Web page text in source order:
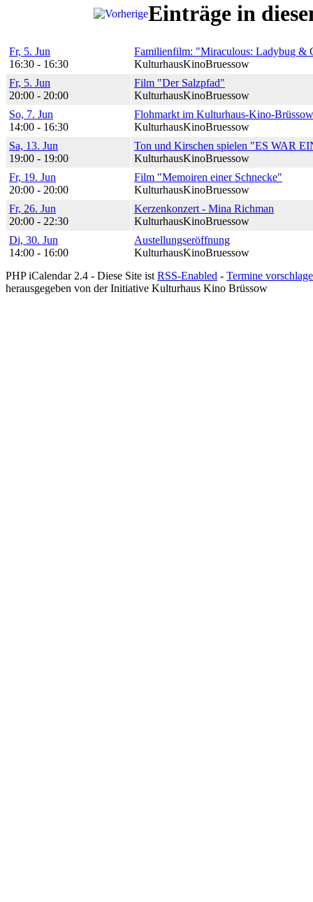
Einträge in
Fr, 5. Jun
16:30 - 16:30
Familienfilm: "Miraculous: Ladybug &
KulturhausKinoBruessow
Fr, 5. Jun
20:00 - 20:00
Film "Der Salzpfad"
KulturhausKinoBruessow
So, 7. Jun
14:00 - 16:30
Flohmarkt im Kulturhaus-Kino-Brüssow
KulturhausKinoBruessow
Sa, 13. Jun
19:00 - 19:00
Ton und Kirschen spielen "ES WAR
KulturhausKinoBruessow
Fr, 19. Jun
20:00 - 20:00
Film "Memoiren einer Schnecke"
KulturhausKinoBruessow
Fr, 26. Jun
20:00 - 22:30
Kerzenkonzert - Mina Richman
KulturhausKinoBruessow
Di, 30. Jun
14:00 - 16:00
Austellungseröffnung
KulturhausKinoBruessow
PHP iCalendar 2.4 - Diese Site ist RSS-Enabled - Termine
herausgegeben von der Initiative Kulturhaus Kino Brüssow